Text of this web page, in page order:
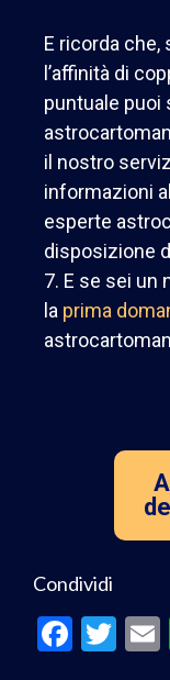
E ricorda che,
l’affinità di
puntuale puoi
il nostro
informazioni
esperte
disposizione
7. E se sei un
la prima
Condividi
F
T